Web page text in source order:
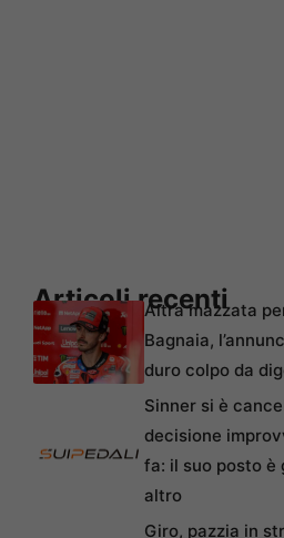
Articoli recenti
Altra mazzata
Bagnaia,
duro colpo da
Sinner si è
decisione
fa: il suo posto è
altro
Giro, pazzia in